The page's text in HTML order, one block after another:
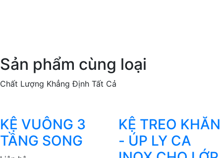
Sản phẩm cùng loại
Chất Lượng Khẳng Định Tất Cả
KỆ VUÔNG 3
TẦNG SONG
KỆ TREO KHĂN
- ÚP LY CA